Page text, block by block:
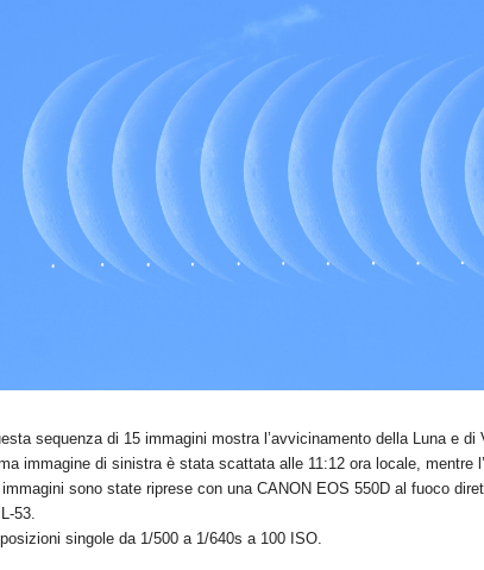
a
sequenza di 15 immagini mostra l’avvicinamento della Luna e
immagine di sinistra è stata scattata alle 11:12 ora locale, mentre
immagini sono state riprese con una CANON EOS 550D al fuoco
53.
singole da 1/500 a 1/640s a 100 ISO.